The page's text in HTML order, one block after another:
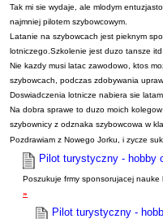
Tak mi sie wydaje, ale mlodym
najmniej pilotem szybowcowym.
Latanie na szybowcach jest pieknym
lotniczego.Szkolenie jest duzo tansze
Nie kazdy musi latac zawodowo, ktos
szybowcach, podczas zdobywania
Doswiadczenia lotnicze nabiera sie
Na dobra sprawe to duzo moich
szybownicy z odznaka szybowcowa w
Pozdrawiam z Nowego Jorku, i zycze
Pilot turystyczny - hobby
Poszukuje frmy sponsorujacej
»
Pilot turystyczny -